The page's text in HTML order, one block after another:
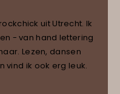
uit Utrecht. Ik
- van hand lettering
Lezen, dansen
vind ik ook erg leuk.